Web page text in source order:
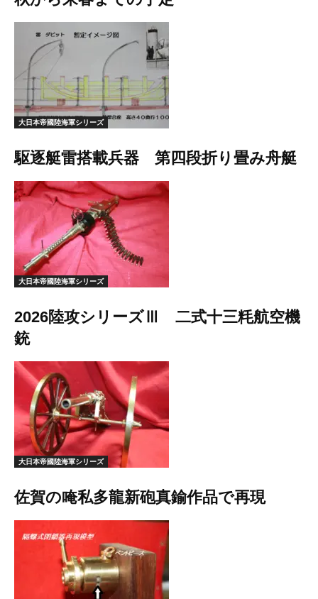
大日本帝國陸海軍シリーズ
駆逐艇雷搭載兵器 第四段折り畳み舟艇
大日本帝國陸海軍シリーズ
2026陸攻シリーズⅢ 二式十三粍航空機
銃
大日本帝國陸海軍シリーズ
佐賀の唵私多龍新砲真鍮作品で再現